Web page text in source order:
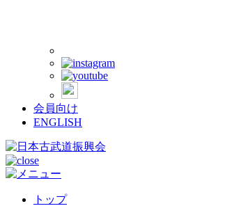
会員向け
ENGLISH
トップ